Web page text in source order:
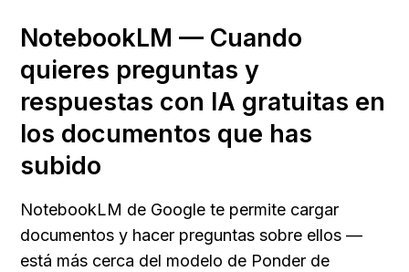
NotebookLM — Cuando
quieres preguntas y
respuestas con IA gratuitas en
los documentos que has
subido
NotebookLM de Google te permite cargar
documentos y hacer preguntas sobre ellos —
está más cerca del modelo de Ponder de